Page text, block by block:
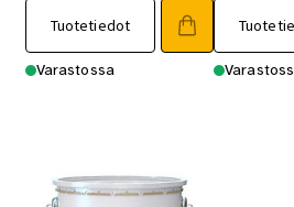
Tuotetiedot
Varastossa